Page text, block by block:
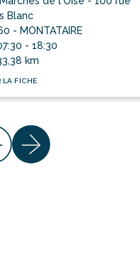
Blanc
- MONTATAIRE
- 18:30
km
LA FICHE